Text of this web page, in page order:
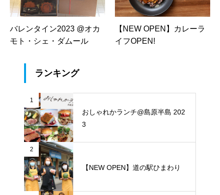
バレンタイン2023 @オカ
モト・シェ・ダムール
【NEW OPEN】カレーラ
イフOPEN!
ランキング
1
おしゃれかランチ@島原半島 202
3
2
【NEW OPEN】道の駅ひまわり